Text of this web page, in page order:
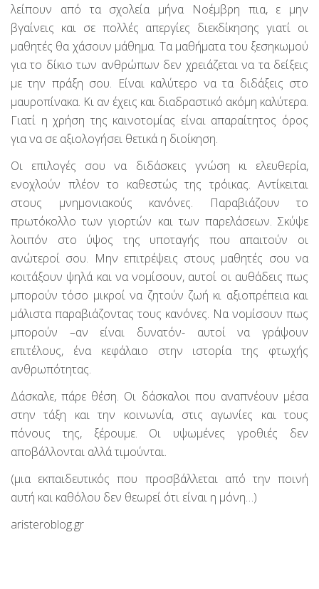
λείπουν από τα σχολεία μήνα Νοέμβρη πια, ε μην
βγαίνεις και σε πολλές απεργίες διεκδίκησης γιατί οι
μαθητές θα χάσουν μάθημα. Τα μαθήματα του ξεσηκωμού
για το δίκιο των ανθρώπων δεν χρειάζεται να τα δείξεις
με την πράξη σου. Είναι καλύτερο να τα διδάξεις στο
μαυροπίνακα. Κι αν έχεις και διαδραστικό ακόμη καλύτερα.
Γιατί η χρήση της καινοτομίας είναι απαραίτητος όρος
για να σε αξιολογήσει θετικά η διοίκηση.
Οι επιλογές σου να διδάσκεις γνώση κι ελευθερία,
ενοχλούν πλέον το καθεστώς της τρόικας. Αντίκειται
στους μνημονιακούς κανόνες. Παραβιάζουν το
πρωτόκολλο των γιορτών και των παρελάσεων. Σκύψε
λοιπόν στο ύψος της υποταγής που απαιτούν οι
ανώτεροί σου. Μην επιτρέψεις στους μαθητές σου να
κοιτάξουν ψηλά και να νομίσουν, αυτοί οι αυθάδεις πως
μπορούν τόσο μικροί να ζητούν ζωή κι αξιοπρέπεια και
μάλιστα παραβιάζοντας τους κανόνες. Να νομίσουν πως
μπορούν –αν είναι δυνατόν- αυτοί να γράψουν
επιτέλους, ένα κεφάλαιο στην ιστορία της φτωχής
ανθρωπότητας.
Δάσκαλε, πάρε θέση. Οι δάσκαλοι που αναπνέουν μέσα
στην τάξη και την κοινωνία, στις αγωνίες και τους
πόνους της, ξέρουμε. Οι υψωμένες γροθιές δεν
αποβάλλονται αλλά τιμούνται.
(μια εκπαιδευτικός που προσβάλλεται από την ποινή
αυτή και καθόλου δεν θεωρεί ότι είναι η μόνη…)
aristeroblog.gr